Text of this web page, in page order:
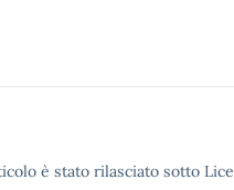
è stato rilasciato sotto